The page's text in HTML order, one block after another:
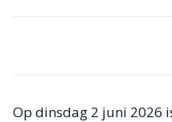
Op dinsdag 2 juni 2026